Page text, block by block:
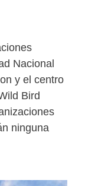
Nacional
y el centro
Bird
ninguna